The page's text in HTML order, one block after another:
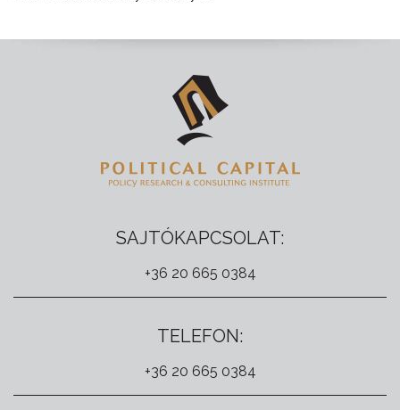
SAJTÓKAPCSOLAT:
+36 20 665 0384
TELEFON:
+36 20 665 0384